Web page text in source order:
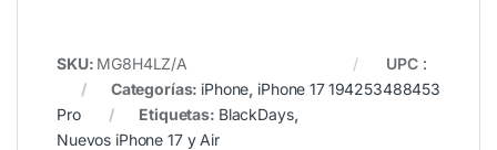
SKU: MG8H4LZ/A
Categorías: iPhone, iPhone 17
Pro
Etiquetas: BlackDays,
Nuevos iPhone 17 y Air
UPC :
194253488453